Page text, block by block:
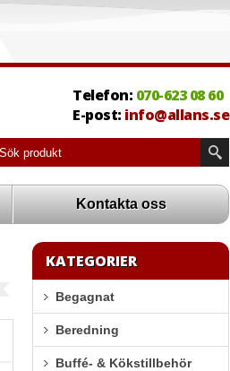
Telefon: 070-623 08 60
E-post: info@allans.se
Kontakta oss
KATEGORIER
Begagnat
Beredning
Buffé- & Kökstillbehör